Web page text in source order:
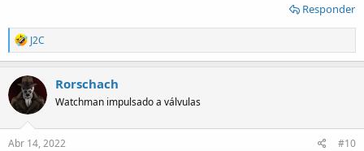
Responder
R
e
a
c
t
i
o
n
s
J2C
Rorschach
Watchman impulsado a válvulas
Abr 14, 2022 #10